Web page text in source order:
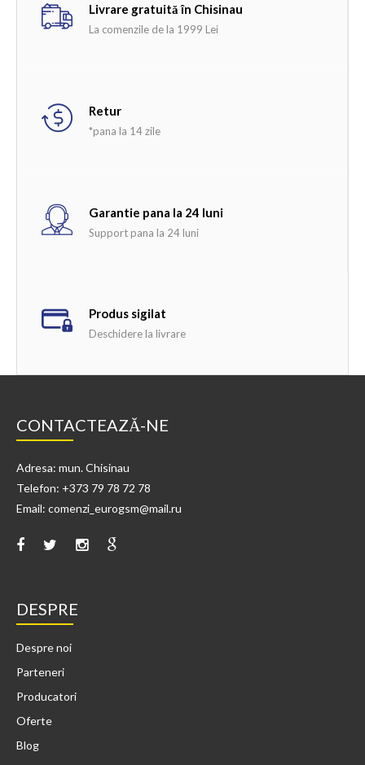
Livrare gratuită în Chisinau
La comenzile de la 1999 Lei
Retur
*pana la 14 zile
Garantie pana la 24 luni
Support pana la 24 luni
Produs sigilat
Deschidere la livrare
CONTACTEAZĂ-NE
Adresa: mun. Chisinau
Telefon: +373 79 78 72 78
Email: comenzi_eurogsm@mail.ru
DESPRE
Despre noi
Parteneri
Producatori
Oferte
Blog